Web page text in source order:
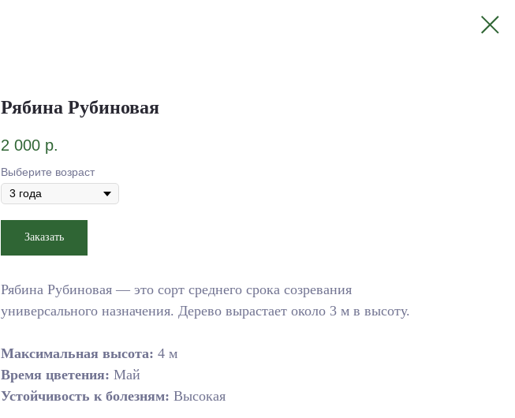
Рябина Рубиновая
2 000 р.
Выберите возраст
Заказать
Рябина Рубиновая — это сорт среднего срока созревания
универсального назначения. Дерево вырастает около 3 м в высоту.
Максимальная высота: 4 м
Время цветения: Май
Устойчивость к болезням: Высокая